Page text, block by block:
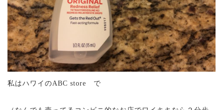
私はハワイのABC store で